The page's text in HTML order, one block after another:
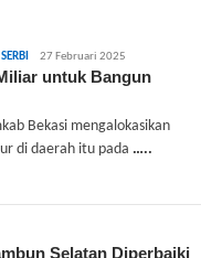
admin
27 Februari 2025
untuk Bangun
Bekasi mengalokasikan
di daerah itu pada …..
Selatan Diperbaiki